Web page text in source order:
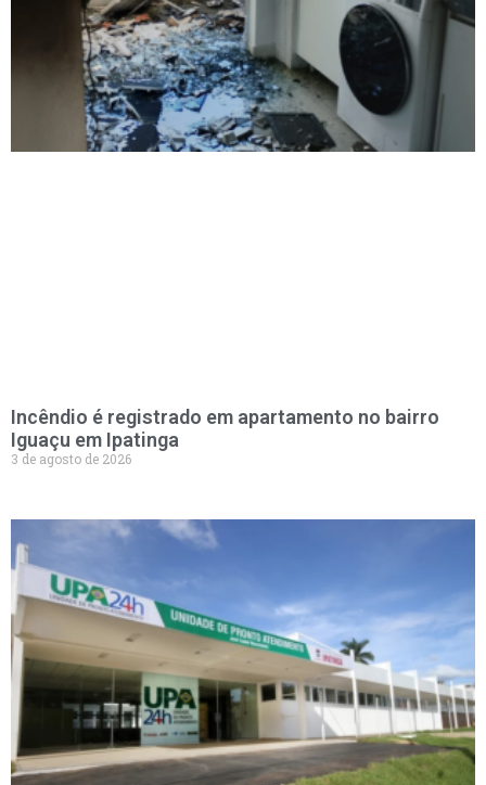
Incêndio é registrado em apartamento no bairro
Iguaçu em Ipatinga
3 de agosto de 2026